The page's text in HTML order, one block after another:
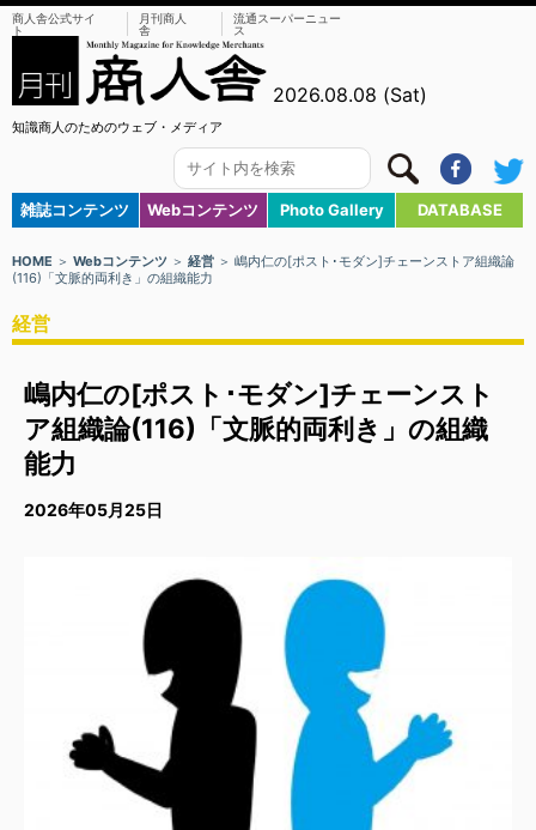
商人舎公式サイ
ト
月刊商人
舎
流通スーパーニュー
ス
2026.08.08 (Sat)
知識商人のためのウェブ・メディア
雑誌コンテンツ Webコンテンツ Photo Gallery DATABASE
HOME ＞ Webコンテンツ ＞ 経営 ＞ 嶋内仁の[ポスト･モダン]チェーンストア組織論
(116)「文脈的両利き」の組織能力
経営
嶋内仁の[ポスト･モダン]チェーンスト
ア組織論(116)「文脈的両利き」の組織
能力
2026年05月25日